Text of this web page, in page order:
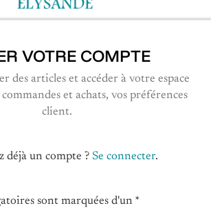
VOTRE COMPTE
des articles et accéder à votre espace
et achats, vos préférences
client.
déjà un compte ? Se connecter.
sont marquées d'un *